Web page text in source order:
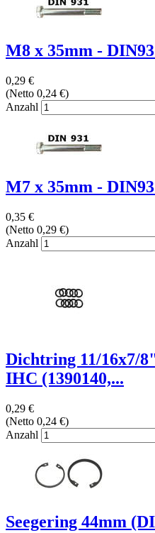
M8 x 35mm -
0,29 €
(Netto 0,24 €)
Anzahl
M7 x 35mm -
0,35 €
(Netto 0,29 €)
Anzahl
Dichtring 11/16x7/
IHC (1390140,...
0,29 €
(Netto 0,24 €)
Anzahl
Seegering 44mm